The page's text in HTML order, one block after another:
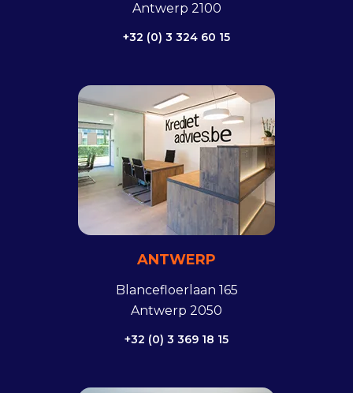
Antwerp 2100
+32 (0) 3 324 60 15
ANTWERP
Blancefloerlaan 165
Antwerp 2050
+32 (0) 3 369 18 15